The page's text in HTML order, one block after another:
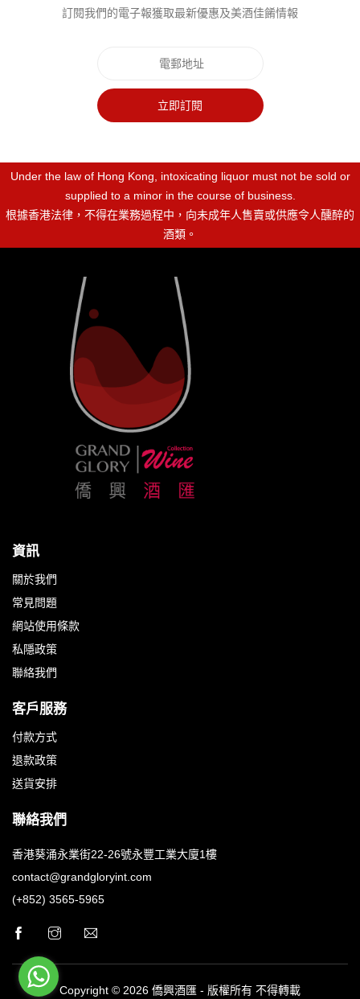
訂閱我們的電子報獲取最新優惠及美酒佳餚情報
立即訂閱
Under the law of Hong Kong, intoxicating liquor must not be sold or
supplied to a minor in the course of business.
根據香港法律，不得在業務過程中，向未成年人售賣或供應令人醺醉的
酒類。
資訊
關於我們
常見問題
網站使用條款
私隱政策
聯絡我們
客戶服務
付款方式
退款政策
送貨安排
聯絡我們
香港葵涌永業街22-26號永豐工業大廈1樓
contact@grandgloryint.com
(+852) 3565-5965
Copyright © 2026 僑興酒匯 - 版權所有 不得轉載